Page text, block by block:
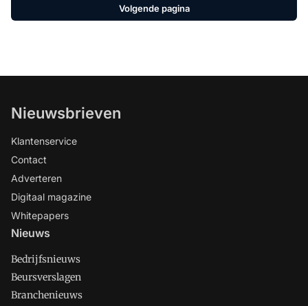
Volgende pagina
Nieuwsbrieven
Klantenservice
Contact
Adverteren
Digitaal magazine
Whitepapers
Nieuws
Bedrijfsnieuws
Beursverslagen
Branchenieuws